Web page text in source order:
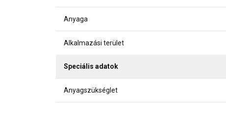
Anyaga
Alkalmazási terület
Speciális adatok
Anyagszükséglet